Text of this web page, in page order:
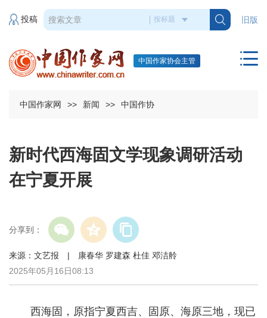
旧版
投稿
中国作家协会主管
中国作家网 >> 新闻 >> 中国作协
新时代西海固文学现象调研活动
在宁夏开展
分享到：
来源：文艺报 | 康春华 罗建森 杜佳 邓洁舲
2025年05月16日08:13
西海固，原指宁夏西吉、固原、海原三地，现已